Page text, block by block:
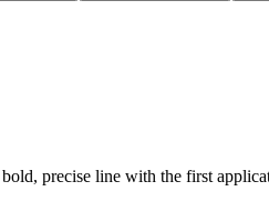
precise line with the first